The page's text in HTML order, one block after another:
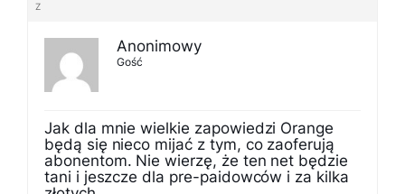
Z
Anonimowy
Gość
Jak dla mnie wielkie zapowiedzi Orange
będą się nieco mijać z tym, co zaoferują
abonentom. Nie wierzę, że ten net będzie
tani i jeszcze dla pre-paidowców i za kilka